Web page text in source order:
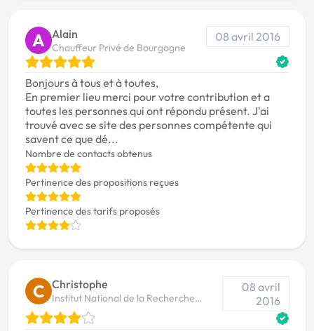
A Alain
Chauffeur Privé de Bourgogne
08 avril 2016
Bonjours à tous et à toutes,
En premier lieu merci pour votre contribution et a
toutes les personnes qui ont répondu présent. J'ai
trouvé avec se site des personnes compétente qui
savent ce que dé...
Nombre de contacts obtenus
Pertinence des propositions reçues
Pertinence des tarifs proposés
C Christophe
Institut National de la Recherche
Agronomique (INRA)
08 avril
2016